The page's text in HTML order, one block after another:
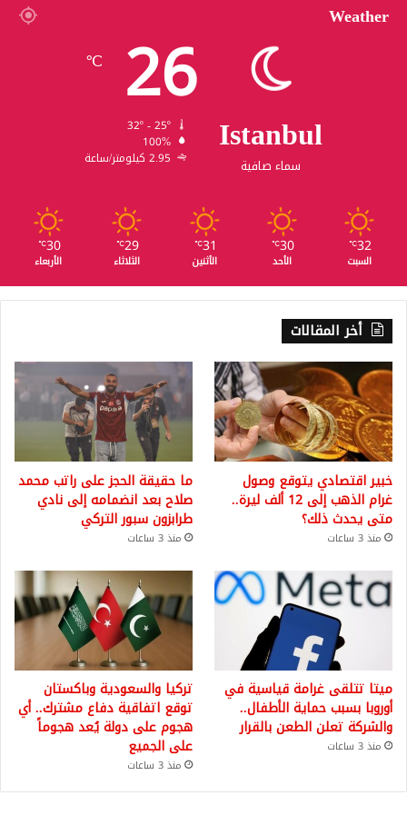
Weather
Istanbul
سماء صافية
26
℃
100%
2.95 كيلومتر/ساعة
32
℃
السبت
30
℃
الأحد
31
℃
الأثنين
29
℃
الثلاثاء
30
℃
الأربعاء
أخر المقالات
خبير اقتصادي يتوقع وصول
غرام الذهب إلى 12 ألف ليرة..
متى يحدث ذلك؟
منذ 3 ساعات
ما حقيقة الحجز على راتب محمد
صلاح بعد انضمامه إلى نادي
طرابزون سبور التركي
منذ 3 ساعات
ميتا تتلقى غرامة قياسية في
أوروبا بسبب حماية الأطفال..
والشركة تعلن الطعن بالقرار
منذ 3 ساعات
تركيا والسعودية وباكستان
توقع اتفاقية دفاع مشترك.. أي
هجوم على دولة يُعد هجوماً
على الجميع
منذ 3 ساعات